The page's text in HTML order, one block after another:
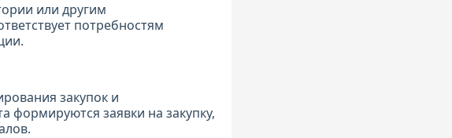
или другим
потребностям
закупок и
формируются заявки на закупку,